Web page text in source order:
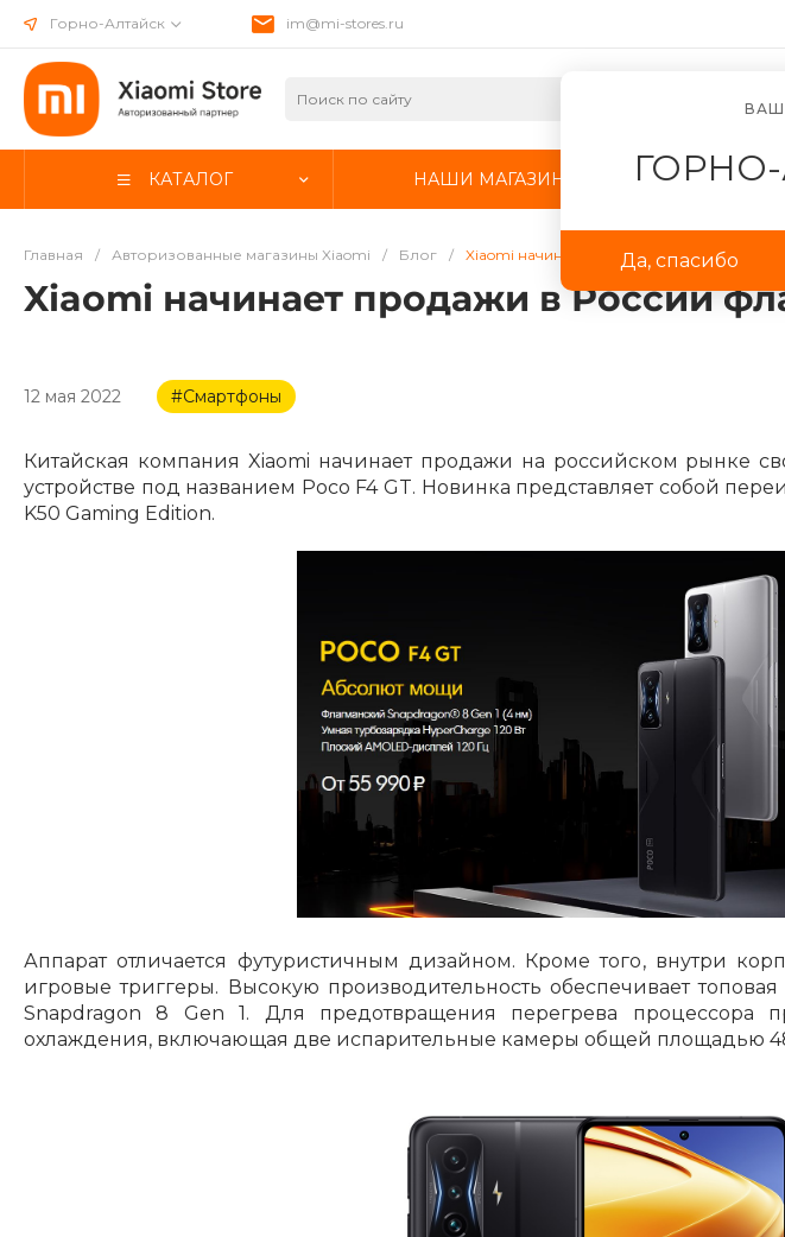
Разбейте
на части
без
График платежей
Добавляйте товары
25% картой любого
Оставшиеся %
с вашей картыпо25
Горно-Алтайск
Да, спасибо
im@mi-stores.ru
КАТАЛОГ НАШИ МАГАЗИНЫ АКЦИИ
Главная / Авторизованные магазины Xiaomi / Блог / Xiaomi начинает продажи в России
Xiaomi начинает продажи в России
12 мая 2022 #Смартфоны
Китайская компания Xiaomi начинает продажи на российском рынке
устройстве под названием Poco F4 GT. Новинка представляет собой
K50 Gaming Edition.
Аппарат отличается футуристичным дизайном. Кроме того, внутри
игровые триггеры. Высокую производительность обеспечивает
Snapdragon 8 Gen 1. Для предотвращения перегрева процессора
охлаждения, включающая две испарительные камеры общей площадью